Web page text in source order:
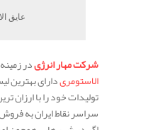
عایق
شرکت مهار انرژیدر
الاستومریدارای بهترین
تولیدات خود را با ارزان
سراسر نقاط ایران به